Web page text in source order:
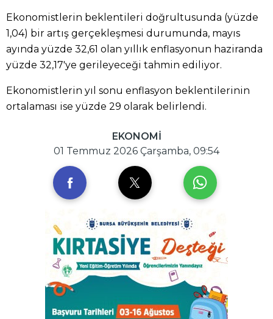
Ekonomistlerin beklentileri doğrultusunda (yüzde
1,04) bir artış gerçekleşmesi durumunda, mayıs
ayında yüzde 32,61 olan yıllık enflasyonun haziranda
yüzde 32,17'ye gerileyeceği tahmin ediliyor.
Ekonomistlerin yıl sonu enflasyon beklentilerinin
ortalaması ise yüzde 29 olarak belirlendi.
EKONOMİ
01 Temmuz 2026 Çarşamba, 09:54